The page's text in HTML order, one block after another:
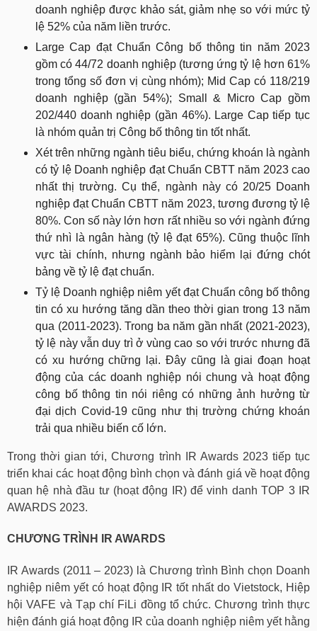
doanh nghiệp được khảo sát, giảm nhẹ so với mức tỷ
lệ 52% của năm liền trước.
Large Cap đạt Chuẩn Công bố thông tin năm 2023
gồm có 44/72 doanh nghiệp (tương ứng tỷ lệ hơn 61%
trong tổng số đơn vị cùng nhóm); Mid Cap có 118/219
doanh nghiệp (gần 54%); Small & Micro Cap gồm
202/440 doanh nghiệp (gần 46%). Large Cap tiếp tục
là nhóm quản trị Công bố thông tin tốt nhất.
Xét trên những ngành tiêu biểu, chứng khoán là ngành
có tỷ lệ Doanh nghiệp đạt Chuẩn CBTT năm 2023 cao
nhất thị trường. Cụ thể, ngành này có 20/25 Doanh
nghiệp đạt Chuẩn CBTT năm 2023, tương đương tỷ lệ
80%. Con số này lớn hơn rất nhiều so với ngành đứng
thứ nhì là ngân hàng (tỷ lệ đạt 65%). Cũng thuộc lĩnh
vực tài chính, nhưng ngành bảo hiểm lại đứng chót
bảng về tỷ lệ đạt chuẩn.
Tỷ lệ Doanh nghiệp niêm yết đạt Chuẩn công bố thông
tin có xu hướng tăng dần theo thời gian trong 13 năm
qua (2011-2023). Trong ba năm gần nhất (2021-2023),
tỷ lệ này vẫn duy trì ở vùng cao so với trước nhưng đã
có xu hướng chững lại. Đây cũng là giai đoạn hoạt
động của các doanh nghiệp nói chung và hoạt động
công bố thông tin nói riêng có những ảnh hưởng từ
đại dịch Covid-19 cũng như thị trường chứng khoán
trải qua nhiều biến cố lớn.
Trong thời gian tới, Chương trình IR Awards 2023 tiếp tục
triển khai các hoạt động bình chọn và đánh giá về hoạt động
quan hệ nhà đầu tư (hoạt động IR) để vinh danh TOP 3 IR
AWARDS 2023.
CHƯƠNG TRÌNH IR AWARDS
IR Awards (2011 – 2023) là Chương trình Bình chọn Doanh
nghiệp niêm yết có hoạt động IR tốt nhất do Vietstock, Hiệp
hội VAFE và Tạp chí FiLi đồng tổ chức. Chương trình thực
hiện đánh giá hoạt động IR của doanh nghiệp niêm yết hằng